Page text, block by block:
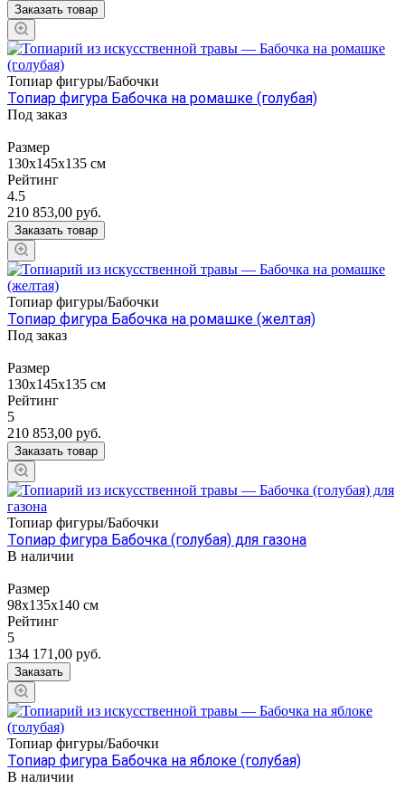
Заказать товар
Топиар фигуры/Бабочки
Топиар фигура Бабочка на ромашке (голубая)
Под заказ
Размер
130х145х135 см
Рейтинг
4.5
210 853,00 руб.
Заказать товар
Топиар фигуры/Бабочки
Топиар фигура Бабочка на ромашке (желтая)
Под заказ
Размер
130x145x135 см
Рейтинг
5
210 853,00 руб.
Заказать товар
Топиар фигуры/Бабочки
Топиар фигура Бабочка (голубая) для газона
В наличии
Размер
98х135х140 см
Рейтинг
5
134 171,00 руб.
Заказать
Топиар фигуры/Бабочки
Топиар фигура Бабочка на яблоке (голубая)
В наличии